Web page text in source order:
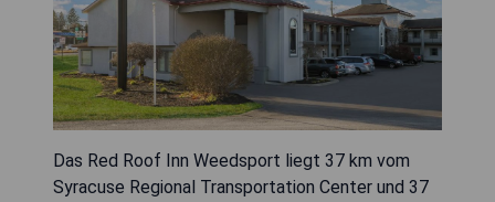
Das Red Roof Inn Weedsport liegt 37 km vom
Syracuse Regional Transportation Center und 37